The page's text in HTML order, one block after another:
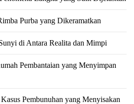
Purba yang Dikeramatkan
di Antara Realita dan Mimpi
Pembantaian yang Menyimpan
Pembunuhan yang Menyisakan